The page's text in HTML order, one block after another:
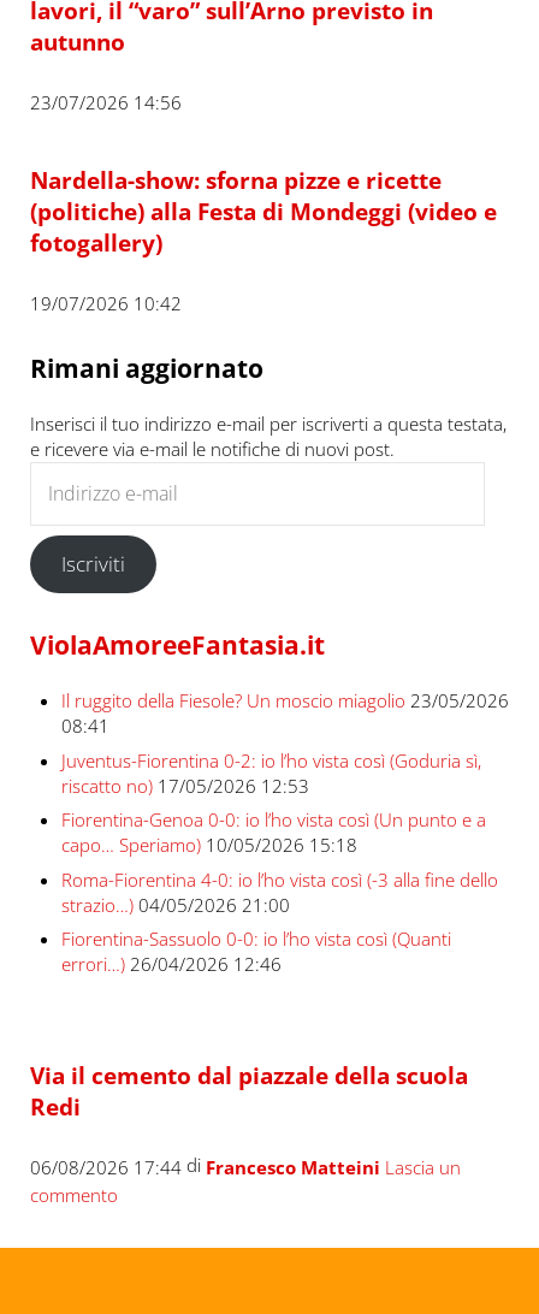
lavori, il “varo” sull’Arno previsto in
autunno
23/07/2026 14:56
Nardella-show: sforna pizze e ricette
(politiche) alla Festa di Mondeggi (video e
fotogallery)
19/07/2026 10:42
Rimani aggiornato
Inserisci il tuo indirizzo e-mail per iscriverti a questa testata,
e ricevere via e-mail le notifiche di nuovi post.
Iscriviti
ViolaAmoreeFantasia.it
Il ruggito della Fiesole? Un moscio miagolio 23/05/2026
08:41
Juventus-Fiorentina 0-2: io l’ho vista così (Goduria sì,
riscatto no) 17/05/2026 12:53
Fiorentina-Genoa 0-0: io l’ho vista così (Un punto e a
capo… Speriamo) 10/05/2026 15:18
Roma-Fiorentina 4-0: io l’ho vista così (-3 alla fine dello
strazio…) 04/05/2026 21:00
Fiorentina-Sassuolo 0-0: io l’ho vista così (Quanti
errori…) 26/04/2026 12:46
Via il cemento dal piazzale della scuola
Redi
06/08/2026 17:44di Francesco Matteini Lascia un
commento